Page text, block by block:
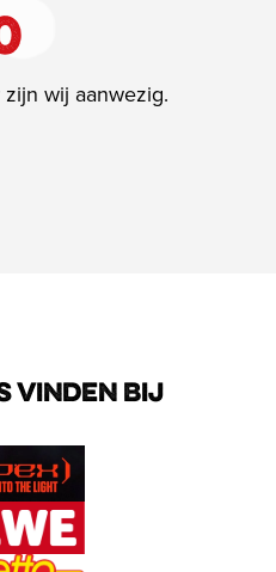
wij aanwezig.
VINDEN BIJ